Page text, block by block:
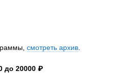
смотреть архив
до 20000 ₽